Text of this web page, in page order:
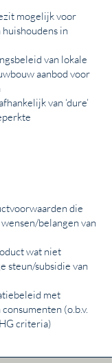
mogelijk voor
in
van lokale
aanbod voor
van ‘dure’
die
belangen van
wat niet
steun/subsidie van
met
(o.b.v.
criteria)